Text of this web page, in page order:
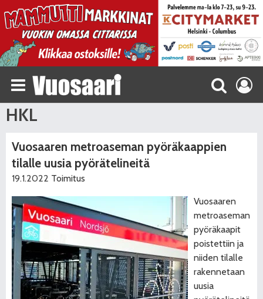
HKL
Vuosaaren metroaseman pyöräkaappien
tilalle uusia pyörätelineitä
19.1.2022 Toimitus
Vuosaaren
metroaseman
pyöräkaapit
poistettiin ja
niiden tilalle
rakennetaan
uusia